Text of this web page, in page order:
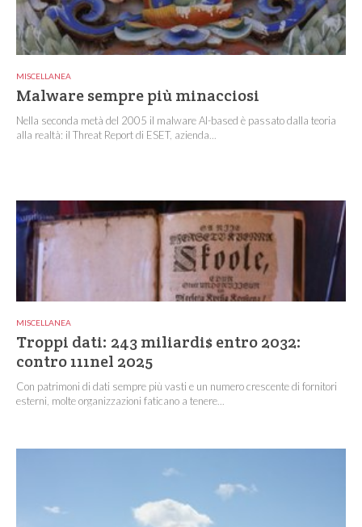
MISCELLANEA
Malware sempre più minacciosi
Nella seconda metà del 2005 il malware AI-based è passato dalla teoria
alla realtà: il Threat Report di ESET, azienda...
MISCELLANEA
Troppi dati: 243 miliardi$ entro 2032:
contro 111nel 2025
Con patrimoni di dati sempre più vasti e un numero crescente di fornitori
esterni, molte organizzazioni faticano a tenere...